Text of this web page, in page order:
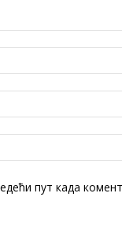
пут када